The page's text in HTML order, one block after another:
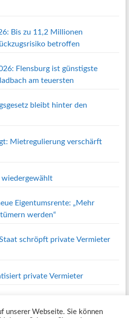
Bis zu 11,2 Millionen
betroffen
Flensburg ist günstigste
am teuersten
bleibt hinter den
Mietregulierung verschärft
wiedergewählt
Eigentumsrente: „Mehr
werden“
schröpft private Vermieter
private Vermieter
unserer Webseite. Sie können